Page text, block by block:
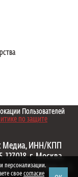
Пользователей
по защите
Медиа, ИНН/КПП
127018, г. Москва,
ул. Полковая, д. 3,
персонализации.
свое согласие